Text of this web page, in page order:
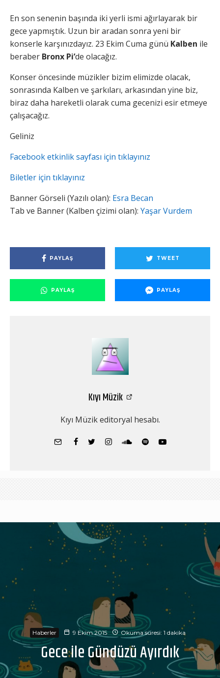
En son senenin başında iki yerli ismi ağırlayarak bir
gece yapmıştık. Uzun bir aradan sonra yeni bir
konserle karşınızdayız. 23 Ekim Cuma günü Kalben ile
beraber Bronx Pi’de olacağız.
Konser öncesinde müzikler bizim elimizde olacak,
sonrasında Kalben ve şarkıları, arkasından yine biz,
biraz daha hareketli olarak cuma gecenizi esir etmeye
çalışacağız.
Geliniz
Facebook etkinlik sayfası için tıklayınız
Biletler için tıklayınız
Banner Görseli (Yazılı olan): Esra Becan
Tab ve Banner (Kalben çizimi olan): Yaşar Vurdem
PAYLAŞ TWEET
PAYLAŞ PAYLAŞ
Kıyı Müzik
Kıyı Müzik editoryal hesabı.
Haberler 9 Ekim 2015 Okuma süresi: 1 dakika
Gece ile Gündüzü Ayırdık